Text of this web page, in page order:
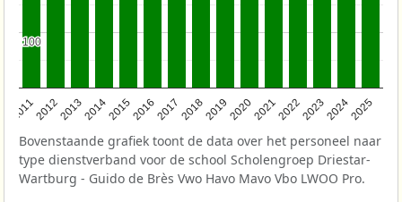
201120122013201420152016201720182019202020212022202320242025
100
100
Bovenstaande grafiek toont de data over het personeel naar
type dienstverband voor de school Scholengroep Driestar-
Wartburg - Guido de Brès Vwo Havo Mavo Vbo LWOO Pro.